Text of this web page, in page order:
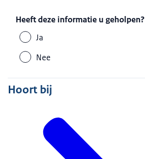
Heeft deze informatie u geholpen?
Ja
Nee
Hoort bij